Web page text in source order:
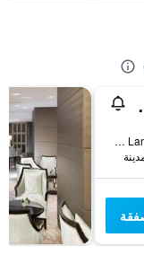
ستيشن
No.7, Xiaofujianying Lane, West Yulong Street, تشنغدو, الصين